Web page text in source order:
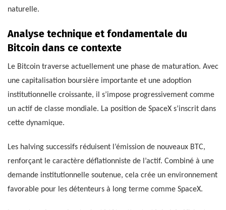
naturelle.
Analyse technique et fondamentale du
Bitcoin dans ce contexte
Le Bitcoin traverse actuellement une phase de maturation. Avec
une capitalisation boursière importante et une adoption
institutionnelle croissante, il s’impose progressivement comme
un actif de classe mondiale. La position de SpaceX s’inscrit dans
cette dynamique.
Les halving successifs réduisent l’émission de nouveaux BTC,
renforçant le caractère déflationniste de l’actif. Combiné à une
demande institutionnelle soutenue, cela crée un environnement
favorable pour les détenteurs à long terme comme SpaceX.